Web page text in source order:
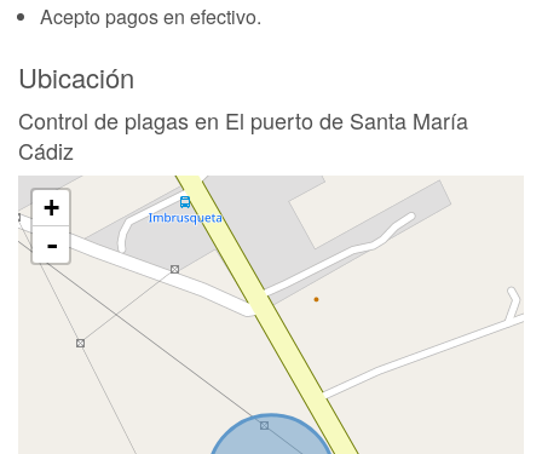
Acepto pagos en efectivo.
Ubicación
Control de plagas en El puerto de Santa María
Cádiz
+
-